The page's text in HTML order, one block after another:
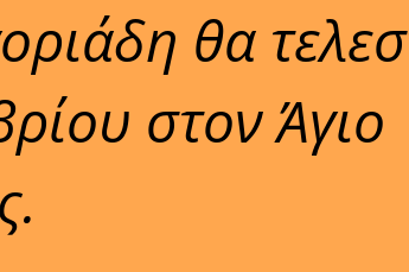
θα
στον Άγιο